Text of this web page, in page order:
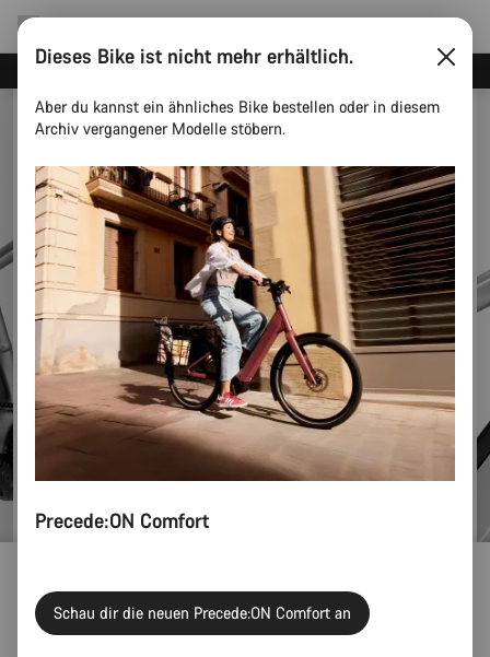
Precede:ON 7
Dieses Bike ist nicht mehr erhältlich.
Aber du kannst ein ähnliches Bike bestellen oder in diesem
Archiv vergangener Modelle stöbern.
Precede:ON Comfort
Schau dir die neuen Precede:ON Comfort an